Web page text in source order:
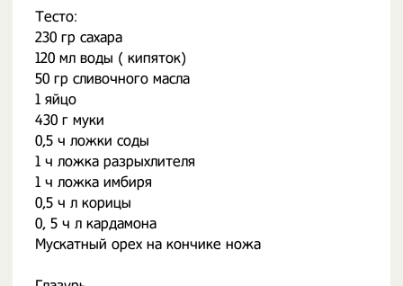
Тесто:
230 гр сахара
120 мл воды ( кипяток)
50 гр сливочного масла
1 яйцо
430 г муки
0,5 ч ложки соды
1 ч ложка разрыхлителя
1 ч ложка имбиря
0,5 ч л корицы
0, 5 ч л кардамона
Мускатный орех на кончике ножа